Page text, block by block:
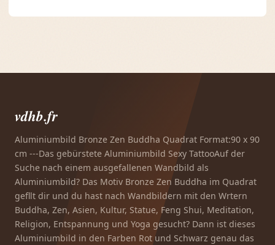
vdhb.fr
Aluminiumbild Bronze Zen Buddha Quadrat Format:90 x 90
cm ---Das gebürstete Aluminiumbild Sexy TattooAuf der
Suche nach einem ausgefallenen Wandbild als
Aluminiumbild? Das Motiv Bronze Zen Buddha im Quadrat
gefllt dir und du hast nach Wandbildern mit den Wrtern
Buddha, Zen, Asien, Kultur, Statue, Feng Shui, Meditation,
Religion, Entspannung und Yoga gesucht? Dann ist dieses
Aluminiumbild in den Farben Rot und Schwarz genau das